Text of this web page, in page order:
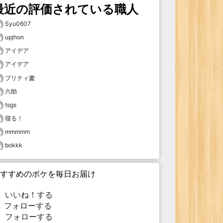
近の評価されている職人
Syu0607
upjhon
アイデア
アイデア
プリティ慶
六助
tsgs
寝る！
mmmmm
bokkk
すめのボケを毎日お届け
いいね！する
ォローする
フォローする